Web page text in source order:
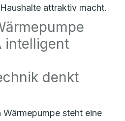
attraktiv macht.
intelligent
denkt
Wärmepumpe steht eine